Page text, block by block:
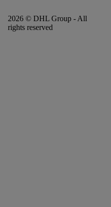
2026 © DHL Group - All
rights reserved